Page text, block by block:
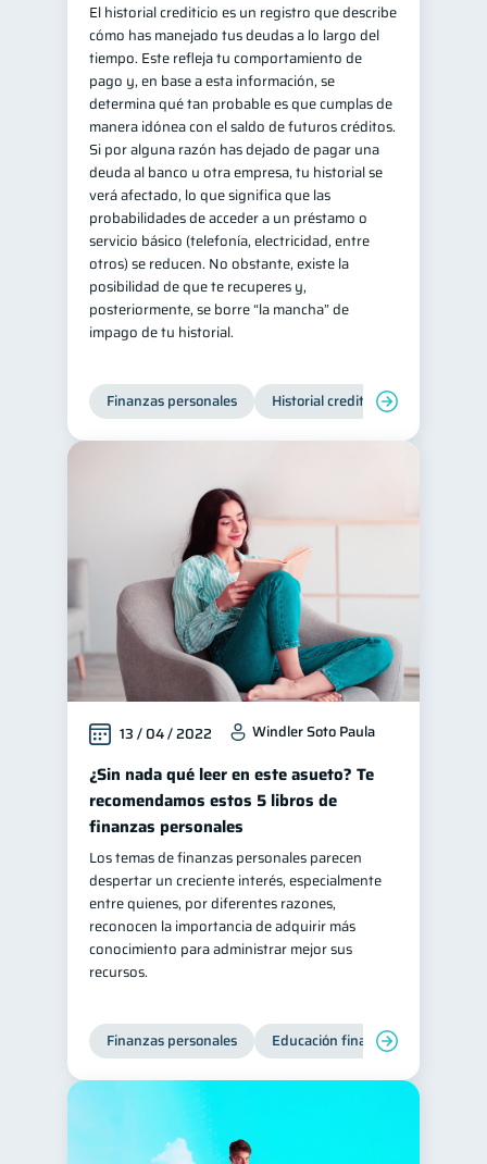
El historial crediticio es un registro que describe
cómo has manejado tus deudas a lo largo del
tiempo. Este refleja tu comportamiento de
pago y, en base a esta información, se
determina qué tan probable es que cumplas de
manera idónea con el saldo de futuros créditos.
Si por alguna razón has dejado de pagar una
deuda al banco u otra empresa, tu historial se
verá afectado, lo que significa que las
probabilidades de acceder a un préstamo o
servicio básico (telefonía, electricidad, entre
otros) se reducen. No obstante, existe la
posibilidad de que te recuperes y,
posteriormente, se borre “la mancha” de
impago de tu historial.
Finanzas personales Historial crediticio
13 / 04 / 2022 Windler Soto Paula
¿Sin nada qué leer en este asueto? Te
recomendamos estos 5 libros de
finanzas personales
Los temas de finanzas personales parecen
despertar un creciente interés, especialmente
entre quienes, por diferentes razones,
reconocen la importancia de adquirir más
conocimiento para administrar mejor sus
recursos.
Finanzas personales Educación financiera